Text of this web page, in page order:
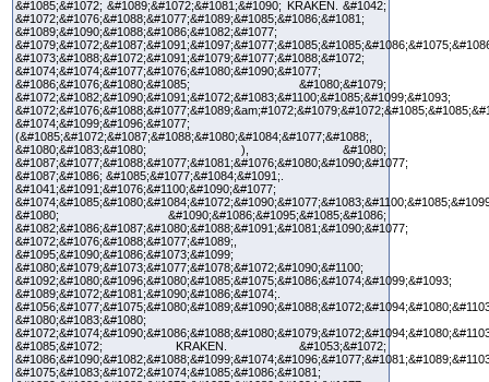
&#1085;&#1072; &#1089;&#1072;&#1081;&#1090; KRAKEN. &#1042;
&#1072;&#1076;&#1088;&#1077;&#1089;&#1085;&#1086;&#1081;
&#1089;&#1090;&#1088;&#1086;&#1082;&#1077;
&#1073;&#1088;&#1072;&#1091;&#1079;&#1077;&#1088;&#1072;
&#1074;&#1074;&#1077;&#1076;&#1080;&#1090;&#1077;
&#1086;&#1076;&#1080;&#1085; &#1080;&#1079;
&#1072;&#1082;&#1090;&#1091;&#1072;&#1083;&#1100;&#1085;&#1099;&#1093;
&#1074;&#1099;&#1096;&#1077;
(&#1085;&#1072;&#1087;&#1088;&#1080;&#1084;&#1077;&#1088;,
&#1080;&#1083;&#1080; ), &#1080;
&#1087;&#1077;&#1088;&#1077;&#1081;&#1076;&#1080;&#1090;&#1077;
&#1087;&#1086; &#1085;&#1077;&#1084;&#1091;.
&#1041;&#1091;&#1076;&#1100;&#1090;&#1077;
&#1080; &#1090;&#1086;&#1095;&#1085;&#1086;
&#1082;&#1086;&#1087;&#1080;&#1088;&#1091;&#1081;&#1090;&#1077;
&#1072;&#1076;&#1088;&#1077;&#1089;,
&#1095;&#1090;&#1086;&#1073;&#1099;
&#1080;&#1079;&#1073;&#1077;&#1078;&#1072;&#1090;&#1100;
&#1092;&#1080;&#1096;&#1080;&#1085;&#1075;&#1086;&#1074;&#1099;&#1093;
&#1089;&#1072;&#1081;&#1090;&#1086;&#1074;.
&#1080;&#1083;&#1080;
&#1085;&#1072; KRAKEN. &#1053;&#1072;
&#1075;&#1083;&#1072;&#1074;&#1085;&#1086;&#1081;